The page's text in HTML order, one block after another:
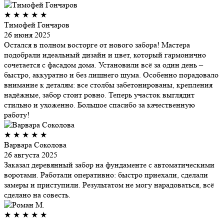
★ ★ ★ ★ ★
Тимофей Гончаров
26 июня 2025
Остался в полном восторге от нового забора! Мастера
подобрали идеальный дизайн и цвет, который гармонично
сочетается с фасадом дома. Установили всё за один день –
быстро, аккуратно и без лишнего шума. Особенно порадовало
внимание к деталям: все столбы забетонированы, крепления
надёжные, забор стоит ровно. Теперь участок выглядит
стильно и ухоженно. Большое спасибо за качественную
работу!
★ ★ ★ ★ ★
Варвара Соколова
26 августа 2025
Заказал деревянный забор на фундаменте с автоматическими
воротами. Работали оперативно: быстро приехали, сделали
замеры и приступили. Результатом не могу нарадоваться, всё
сделано на совесть.
★ ★ ★ ★ ★